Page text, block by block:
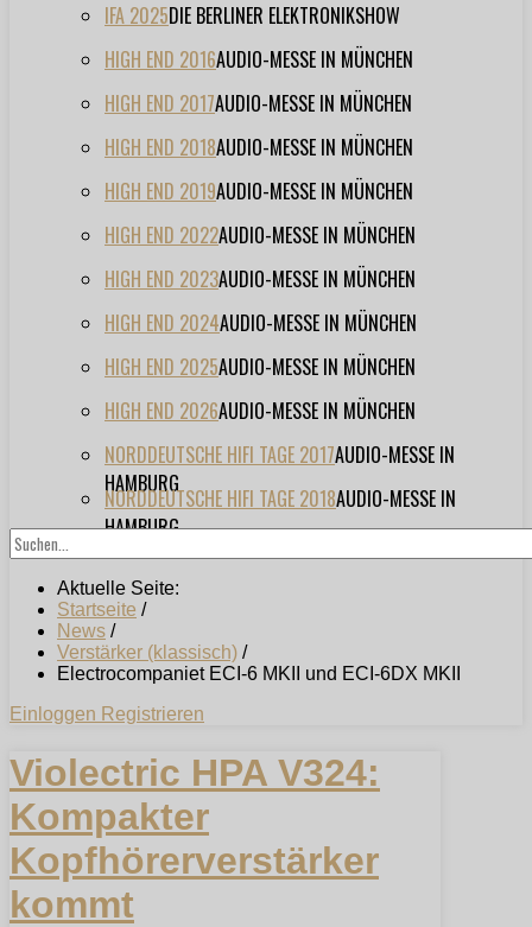
IFA 2025DIE BERLINER ELEKTRONIKSHOW
HIGH END 2016AUDIO-MESSE IN MÜNCHEN
HIGH END 2017AUDIO-MESSE IN MÜNCHEN
HIGH END 2018AUDIO-MESSE IN MÜNCHEN
HIGH END 2019AUDIO-MESSE IN MÜNCHEN
HIGH END 2022AUDIO-MESSE IN MÜNCHEN
HIGH END 2023AUDIO-MESSE IN MÜNCHEN
HIGH END 2024AUDIO-MESSE IN MÜNCHEN
HIGH END 2025AUDIO-MESSE IN MÜNCHEN
HIGH END 2026AUDIO-MESSE IN MÜNCHEN
NORDDEUTSCHE HIFI TAGE 2017AUDIO-MESSE IN
HAMBURG
NORDDEUTSCHE HIFI TAGE 2018AUDIO-MESSE IN
HAMBURG
Aktuelle Seite:
Startseite /
News /
Verstärker (klassisch) /
Electrocompaniet ECI-6 MKII und ECI-6DX MKII
Einloggen Registrieren
Violectric HPA V324:
Kompakter
Kopfhörerverstärker
kommt